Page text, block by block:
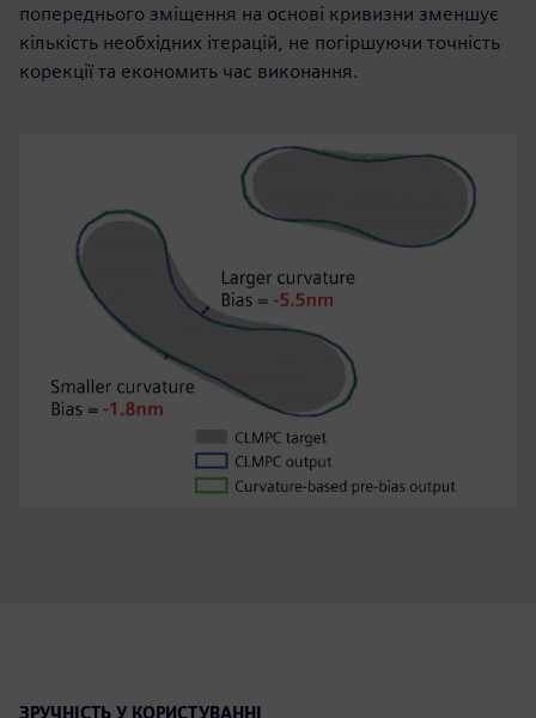
попереднього зміщення на основі кривизни зменшує
кількість необхідних ітерацій, не погіршуючи точність
корекції та економить час виконання.
ЗРУЧНІСТЬ У КОРИСТУВАННІ